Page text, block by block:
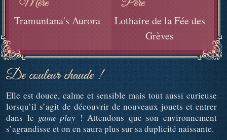
Tramuntana's Aurora
Lothaire de la Fée des
Grèves
De couleur chaude !
Elle est douce, calme et sensible mais tout aussi curieuse
lorsqu’il s’agit de découvrir de nouveaux jouets et entrer
dans le game-play ! Attendons que son environnement
s’agrandisse et on en saura plus sur sa duplicité naissante.